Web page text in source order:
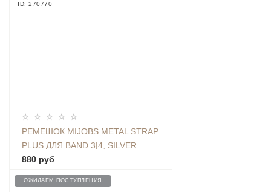
ID: 270770
РЕМЕШОК MIJOBS METAL STRAP
PLUS ДЛЯ BAND 3|4, SILVER
880 руб
ОЖИДАЕМ ПОСТУПЛЕНИЯ